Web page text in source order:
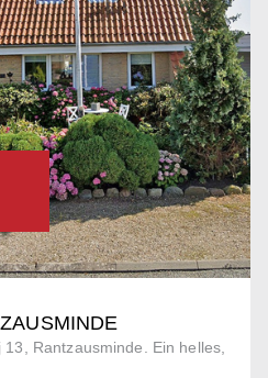
Rantzausminde. Ein helles,